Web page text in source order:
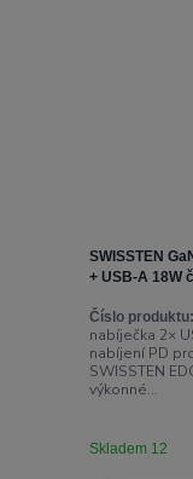
SWISSTEN
+ USB-A 18W
Číslo produktu:
nabíječka 2×
nabíjení PD
SWISSTEN
výkonné...
Skladem 12